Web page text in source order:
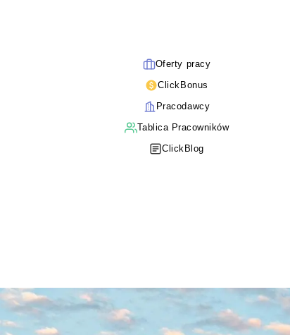
Oferty pracy
ClickBonus
Pracodawcy
Tablica Pracowników
ClickBlog